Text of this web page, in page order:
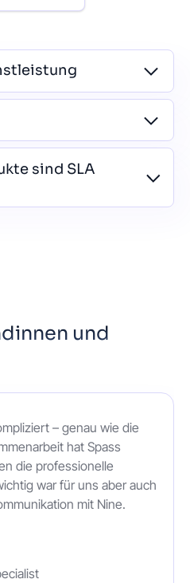
sind SLA
und
– genau wie die
hat Spass
die professionelle
war für uns aber auch
mit Nine.